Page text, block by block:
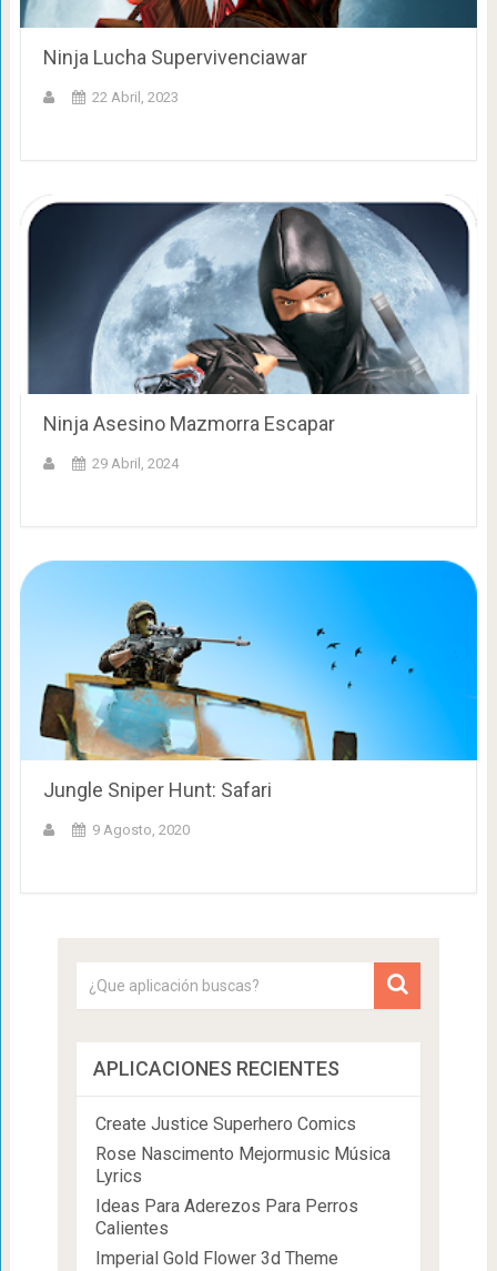
Ninja Lucha Supervivenciawar
22 Abril, 2023
Ninja Asesino Mazmorra Escapar
29 Abril, 2024
Jungle Sniper Hunt: Safari
9 Agosto, 2020
APLICACIONES RECIENTES
Create Justice Superhero Comics
Rose Nascimento Mejormusic Música
Lyrics
Ideas Para Aderezos Para Perros
Calientes
Imperial Gold Flower 3d Theme